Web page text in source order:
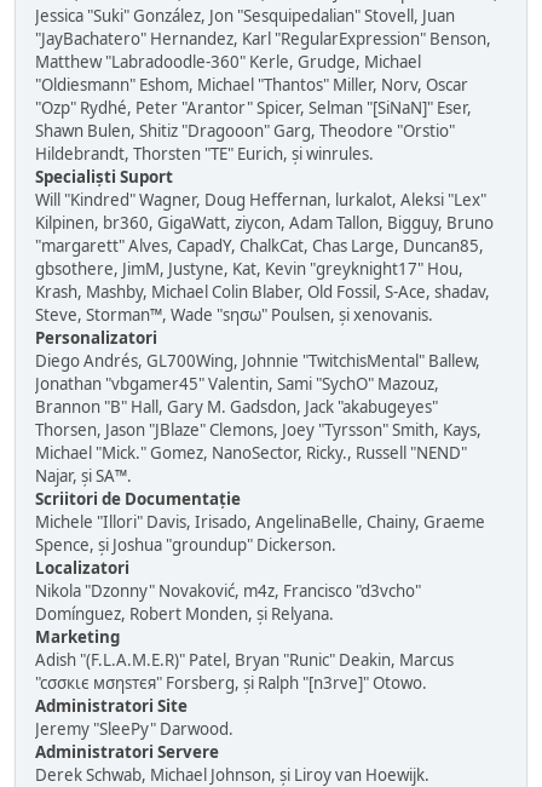
Jessica "Suki" González, Jon "Sesquipedalian" Stovell, Juan
"JayBachatero" Hernandez, Karl "RegularExpression" Benson,
Matthew "Labradoodle-360" Kerle, Grudge, Michael
"Oldiesmann" Eshom, Michael "Thantos" Miller, Norv, Oscar
"Ozp" Rydhé, Peter "Arantor" Spicer, Selman "[SiNaN]" Eser,
Shawn Bulen, Shitiz "Dragooon" Garg, Theodore "Orstio"
Hildebrandt, Thorsten "TE" Eurich, și winrules.
Specialiști Suport
Will "Kindred" Wagner, Doug Heffernan, lurkalot, Aleksi "Lex"
Kilpinen, br360, GigaWatt, ziycon, Adam Tallon, Bigguy, Bruno
"margarett" Alves, CapadY, ChalkCat, Chas Large, Duncan85,
gbsothere, JimM, Justyne, Kat, Kevin "greyknight17" Hou,
Krash, Mashby, Michael Colin Blaber, Old Fossil, S-Ace, shadav,
Steve, Storman™, Wade "sησω" Poulsen, și xenovanis.
Personalizatori
Diego Andrés, GL700Wing, Johnnie "TwitchisMental" Ballew,
Jonathan "vbgamer45" Valentin, Sami "SychO" Mazouz,
Brannon "B" Hall, Gary M. Gadsdon, Jack "akabugeyes"
Thorsen, Jason "JBlaze" Clemons, Joey "Tyrsson" Smith, Kays,
Michael "Mick." Gomez, NanoSector, Ricky., Russell "NEND"
Najar, și SA™.
Scriitori de Documentație
Michele "Illori" Davis, Irisado, AngelinaBelle, Chainy, Graeme
Spence, și Joshua "groundup" Dickerson.
Localizatori
Nikola "Dzonny" Novaković, m4z, Francisco "d3vcho"
Domínguez, Robert Monden, și Relyana.
Marketing
Adish "(F.L.A.M.E.R)" Patel, Bryan "Runic" Deakin, Marcus
"cσσкιє мσηѕтєя" Forsberg, și Ralph "[n3rve]" Otowo.
Administratori Site
Jeremy "SleePy" Darwood.
Administratori Servere
Derek Schwab, Michael Johnson, și Liroy van Hoewijk.